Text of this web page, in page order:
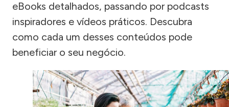
eBooks detalhados, passando por podcasts
inspiradores e vídeos práticos. Descubra
como cada um desses conteúdos pode
beneficiar o seu negócio.